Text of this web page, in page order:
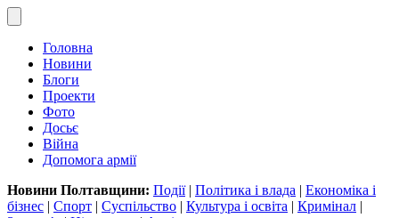
Головна
Новини
Блоги
Проекти
Фото
Досьє
Війна
Допомога армії
Новини Полтавщини: Події| Політика і влада | Економіка і
бізнес | Спорт | Суспільство | Культура і освіта | Кримінал |